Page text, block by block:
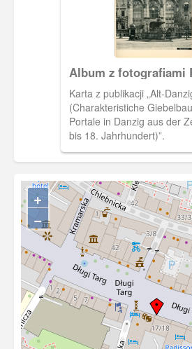
Album z fotografiami
Kuhna
Karta z publikacji „Alt-
(Charakteristiche
Portale in Danzig aus der
bis 18. Jahrhundert)”.
+
−